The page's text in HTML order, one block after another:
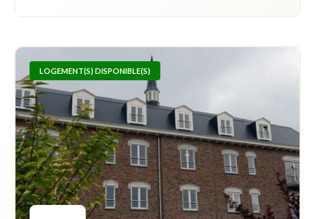
LOGEMENT(S) DISPONIBLE(S)